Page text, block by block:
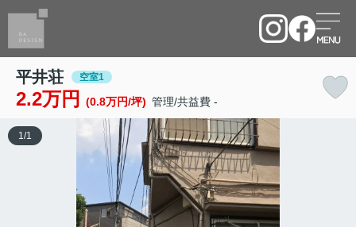
平井荘 空室1
2.2万円 (0.8万円/坪) 管理/共益費 -
1 /1